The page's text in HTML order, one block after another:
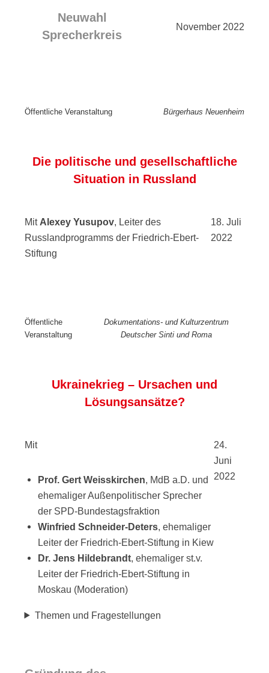
Neuwahl
Sprecherkreis
November 2022
Öffentliche Veranstaltung Bürgerhaus Neuenheim
Die politische und gesellschaftliche
Situation in Russland
Mit Alexey Yusupov, Leiter des
Russlandprogramms der Friedrich-Ebert-
Stiftung
18. Juli
2022
Öffentliche
Veranstaltung
Dokumentations- und Kulturzentrum
Deutscher Sinti und Roma
Ukrainekrieg – Ursachen und
Lösungsansätze?
Mit
Prof. Gert Weisskirchen, MdB a.D. und
ehemaliger Außenpolitischer Sprecher
der SPD-Bundestagsfraktion
Winfried Schneider-Deters, ehemaliger
Leiter der Friedrich-Ebert-Stiftung in Kiew
Dr. Jens Hildebrandt, ehemaliger st.v.
Leiter der Friedrich-Ebert-Stiftung in
Moskau (Moderation)
24.
Juni
2022
Themen und Fragestellungen